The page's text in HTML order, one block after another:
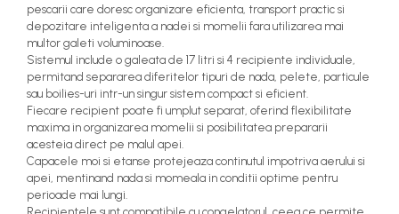
pescarii care doresc organizare eficienta, transport practic si
depozitare inteligenta a nadei si momelii fara utilizarea mai
multor galeti voluminoase.
Sistemul include o galeata de 17 litri si 4 recipiente individuale,
permitand separarea diferitelor tipuri de nada, pelete, particule
sau boilies-uri intr-un singur sistem compact si eficient.
Fiecare recipient poate fi umplut separat, oferind flexibilitate
maxima in organizarea momelii si posibilitatea prepararii
acesteia direct pe malul apei.
Capacele moi si etanse protejeaza continutul impotriva aerului si
apei, mentinand nada si momeala in conditii optime pentru
perioade mai lungi.
Recipientele sunt compatibile cu congelatorul, ceea ce permite